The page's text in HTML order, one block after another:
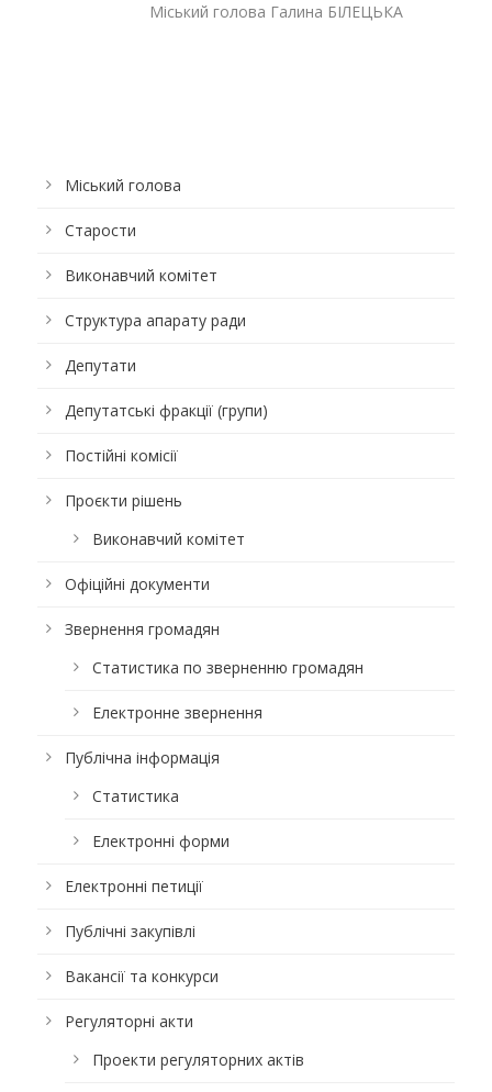
Міський голова Галина БІЛЕЦЬКА
Міський голова
Старости
Виконавчий комітет
Структура апарату ради
Депутати
Депутатські фракції (групи)
Постійні комісії
Проєкти рішень
Виконавчий комітет
Офіційні документи
Звернення громадян
Статистика по зверненню громадян
Електронне звернення
Публічна інформація
Статистика
Електронні форми
Електронні петиції
Публічні закупівлі
Вакансії та конкурси
Регуляторні акти
Проекти регуляторних актів